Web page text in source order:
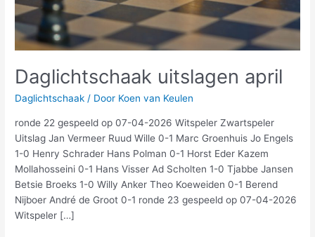
Daglichtschaak uitslagen april
Daglichtschaak / Door Koen van Keulen
ronde 22 gespeeld op 07-04-2026 Witspeler Zwartspeler
Uitslag Jan Vermeer Ruud Wille 0-1 Marc Groenhuis Jo Engels
1-0 Henry Schrader Hans Polman 0-1 Horst Eder Kazem
Mollahosseini 0-1 Hans Visser Ad Scholten 1-0 Tjabbe Jansen
Betsie Broeks 1-0 Willy Anker Theo Koeweiden 0-1 Berend
Nijboer André de Groot 0-1 ronde 23 gespeeld op 07-04-2026
Witspeler […]